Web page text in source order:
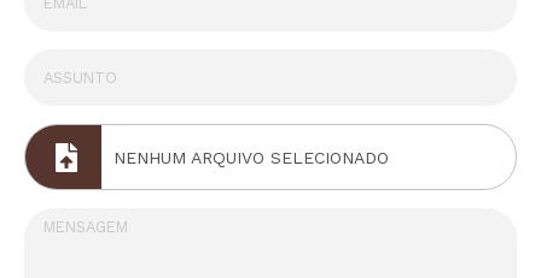
NENHUM ARQUIVO SELECIONADO